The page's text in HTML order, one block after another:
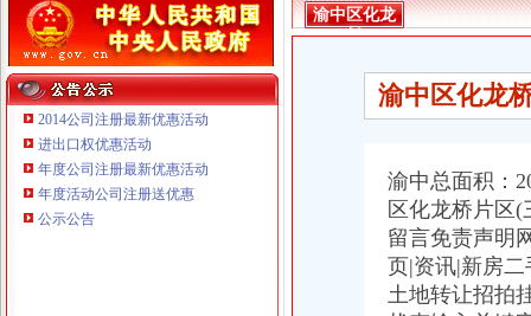
2014公司注册最新优惠活动
进出口权优惠活动
年度公司注册最新优惠活动
年度活动公司注册送优惠
公示公告
重庆海谛升进出口贸易有限公司 渝北100万 （进出口权）
重庆铭博投资咨询有限公司
渝中区化龙
桥
渝中区化龙
渝中总面积：
区化龙桥片区
留言免责声明
页|资讯|新房
土地转让招拍